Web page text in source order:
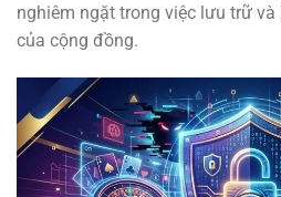
nghiêm ngặt trong việc lưu trữ
của cộng đồng.